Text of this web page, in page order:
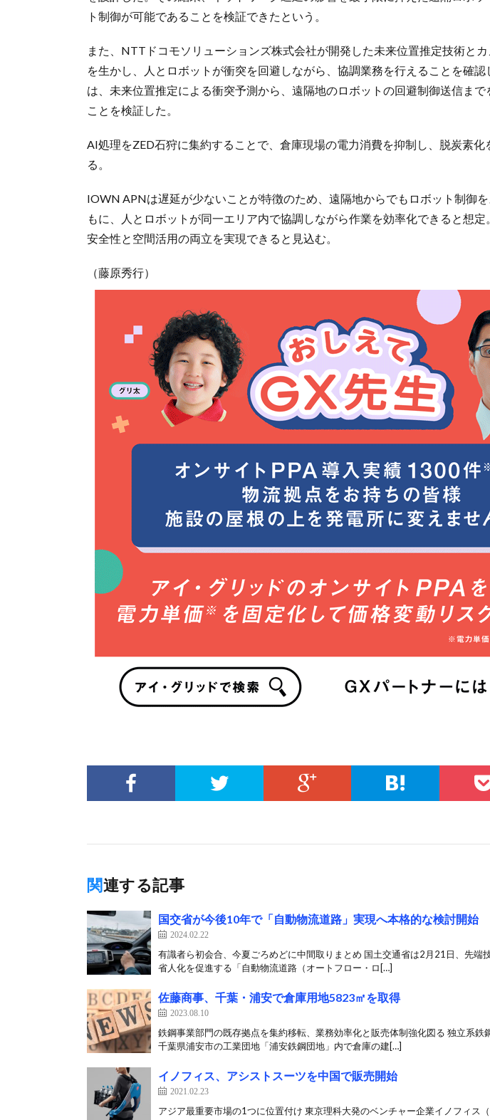
ト制御が可能であることを検証できたという。
また、NTTドコモソリューションズ株式会社が開発した未来位置推定技術と
を生かし、人とロボットが衝突を回避しながら、協調業務を行えることを確
は、未来位置推定による衝突予測から、遠隔地のロボットの回避制御送信まで
ことを検証した。
AI処理をZED石狩に集約することで、倉庫現場の電力消費を抑制し、脱炭素化
る。
IOWN APNは遅延が少ないことが特徴のため、遠隔地からでもロボット制御
もに、人とロボットが同一エリア内で協調しながら作業を効率化できると想定
安全性と空間活用の両立を実現できると見込む。
（藤原秀行）
関連する記事
国交省が今後10年で「自動物流道路」実現へ本格的な検討開始
2024.02.22
有識者ら初会合、今夏ごろめどに中間取りまとめ 国土交通省は2月21日、先端
省人化を促進する「自動物流道路（オートフロー・ロ[…]
佐藤商事、千葉・浦安で倉庫用地5823㎡を取得
2023.08.10
鉄鋼事業部門の既存拠点を集約移転、業務効率化と販売体制強化図る 独立系鉄
千葉県浦安市の工業団地「浦安鉄鋼団地」内で倉庫の建[…]
イノフィス、アシストスーツを中国で販売開始
2021.02.23
アジア最重要市場の1つに位置付け 東京理科大発のベンチャー企業イノフィス